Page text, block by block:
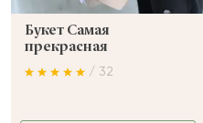
Букет Самая
прекрасная
/ 32